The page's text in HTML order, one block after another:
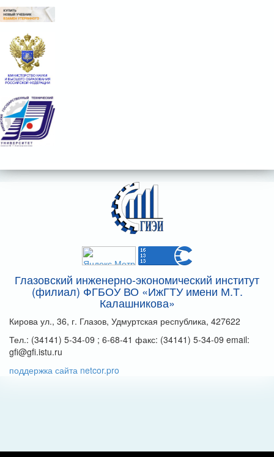
Глазовский инженерно-экономический институт
(филиал) ФГБОУ ВО «ИжГТУ имени М.Т.
Калашникова»
Кирова ул., 36, г. Глазов, Удмуртская республика, 427622
Тел.: (34141) 5-34-09 ; 6-68-41 факс: (34141) 5-34-09 email:
gfi@gfi.istu.ru
поддержка сайта netcor.pro